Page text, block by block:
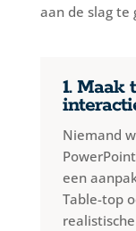
aan de slag te
1. Maak
Niemand
een
Table-top